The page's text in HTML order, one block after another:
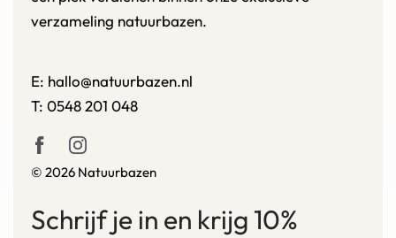
verzameling natuurbazen.
E: hallo@natuurbazen.nl
T: 0548 201 048
© 2026 Natuurbazen
Schrijf je in en krijg 10%